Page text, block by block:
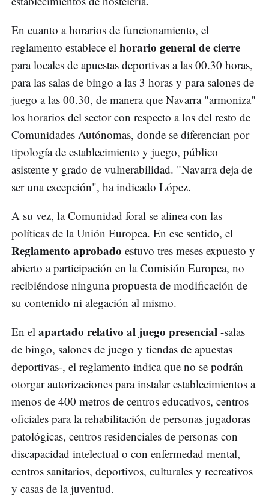
En cuanto a horarios de funcionamiento, el
reglamento establece el horario general de cierre
para locales de apuestas deportivas a las 00.30 horas,
para las salas de bingo a las 3 horas y para salones de
juego a las 00.30, de manera que Navarra "armoniza"
los horarios del sector con respecto a los del resto de
Comunidades Autónomas, donde se diferencian por
tipología de establecimiento y juego, público
asistente y grado de vulnerabilidad. "Navarra deja de
ser una excepción", ha indicado López.
A su vez, la Comunidad foral se alinea con las
políticas de la Unión Europea. En ese sentido, el
Reglamento aprobado estuvo tres meses expuesto y
abierto a participación en la Comisión Europea, no
recibiéndose ninguna propuesta de modificación de
su contenido ni alegación al mismo.
En el apartado relativo al juego presencial -salas
de bingo, salones de juego y tiendas de apuestas
deportivas-, el reglamento indica que no se podrán
otorgar autorizaciones para instalar establecimientos a
menos de 400 metros de centros educativos, centros
oficiales para la rehabilitación de personas jugadoras
patológicas, centros residenciales de personas con
discapacidad intelectual o con enfermedad mental,
centros sanitarios, deportivos, culturales y recreativos
y casas de la juventud.